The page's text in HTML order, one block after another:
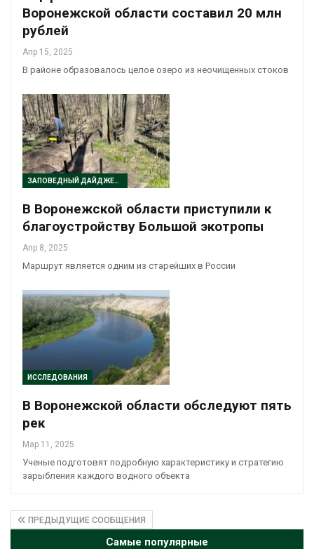
Воронежской области составил 20 млн
рублей
Апр 15, 2025
В районе образовалось целое озеро из неочищенных стоков
ЗАПОВЕДНЫЙ ДАЙДЖЕСТ
В Воронежской области приступили к
благоустройству Большой экотропы
Апр 8, 2025
Маршрут является одним из старейших в России
ИССЛЕДОВАНИЯ
В Воронежской области обследуют пять
рек
Мар 11, 2025
Ученые подготовят подробную характеристику и стратегию
зарыбления каждого водного объекта
ПРЕДЫДУЩИЕ СООБЩЕНИЯ
Самые популярные